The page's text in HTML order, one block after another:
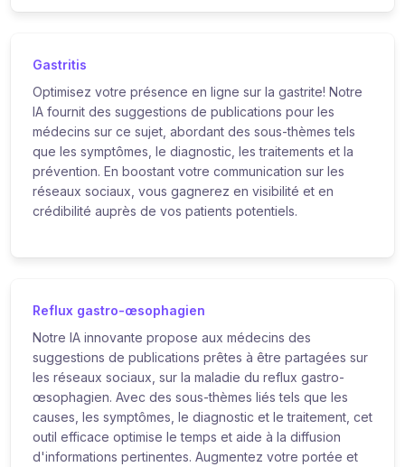
Gastritis
Optimisez votre présence en ligne sur la gastrite! Notre
IA fournit des suggestions de publications pour les
médecins sur ce sujet, abordant des sous-thèmes tels
que les symptômes, le diagnostic, les traitements et la
prévention. En boostant votre communication sur les
réseaux sociaux, vous gagnerez en visibilité et en
crédibilité auprès de vos patients potentiels.
Reflux gastro-œsophagien
Notre IA innovante propose aux médecins des
suggestions de publications prêtes à être partagées sur
les réseaux sociaux, sur la maladie du reflux gastro-
œsophagien. Avec des sous-thèmes liés tels que les
causes, les symptômes, le diagnostic et le traitement, cet
outil efficace optimise le temps et aide à la diffusion
d'informations pertinentes. Augmentez votre portée et